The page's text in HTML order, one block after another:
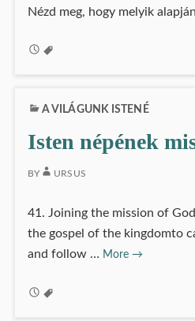
Nézd meg, hogy melyik
A VILÁGUNK ISTENÉ
Isten népének
BY URSUS
41. Joining the mission of
the gospel of the kingdomto
and follow … More Isten
→